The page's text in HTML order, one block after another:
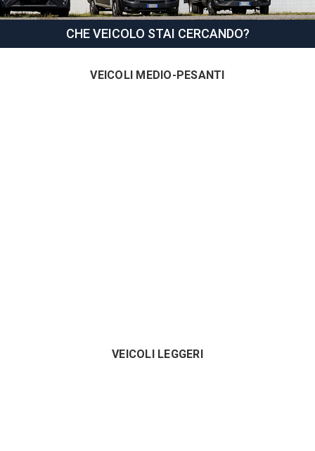
CHE VEICOLO STAI CERCANDO?
VEICOLI LEGGERI
VEICOLI MEDIO-PESANTI